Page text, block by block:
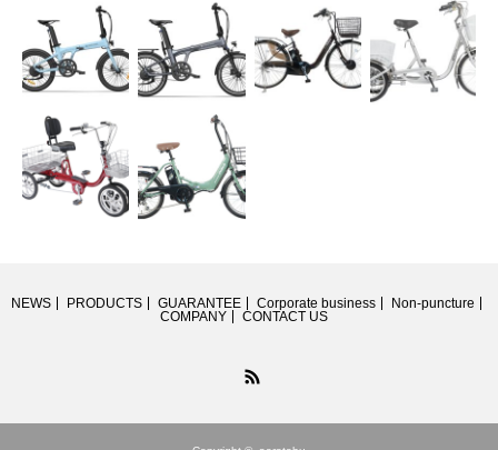
NEWS PRODUCTS GUARANTEE Corporate business
Non-puncture
COMPANY
CONTACT US